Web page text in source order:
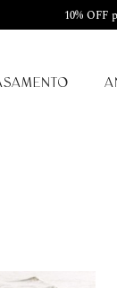
10% OFF